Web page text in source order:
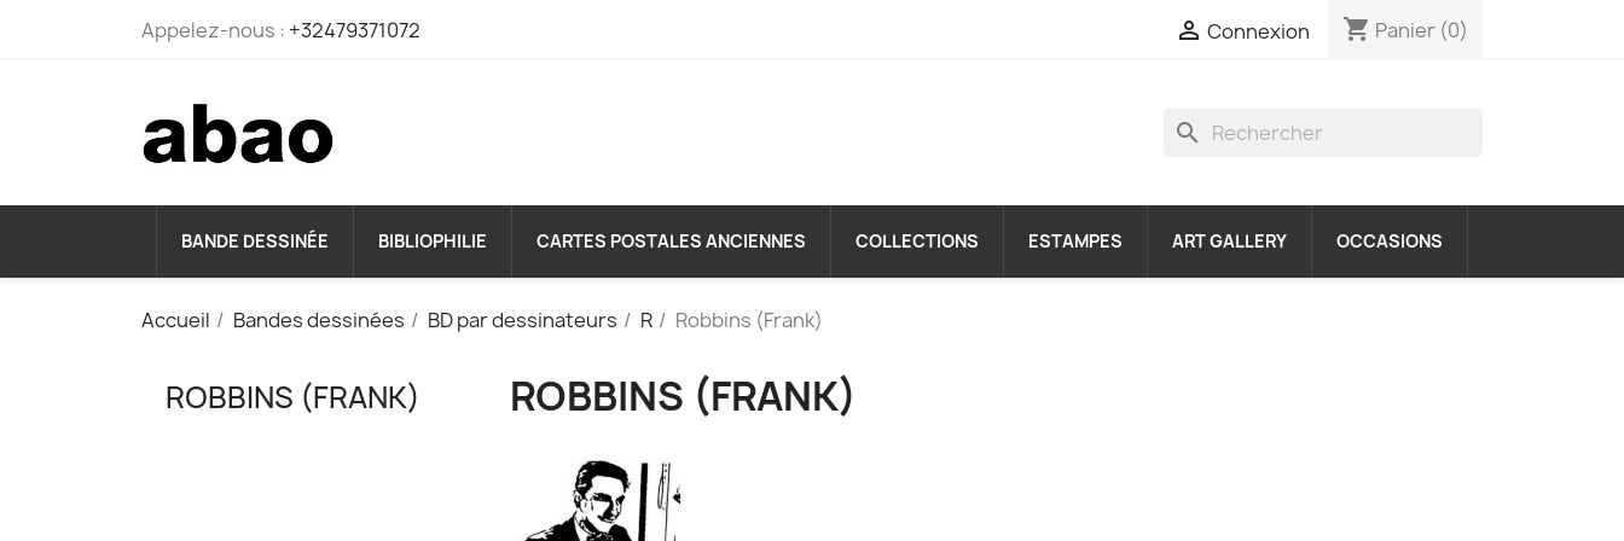
Appelez-nous : +32479371072  Connexion shopping_cart Panier (0)
search
BANDE DESSINÉE BIBLIOPHILIE CARTES POSTALES ANCIENNES COLLECTIONS ESTAMPES ART GALLERY OCCASIONS
Accueil Bandes dessinées BD par dessinateurs R Robbins (Frank)
ROBBINS (FRANK) ROBBINS (FRANK)